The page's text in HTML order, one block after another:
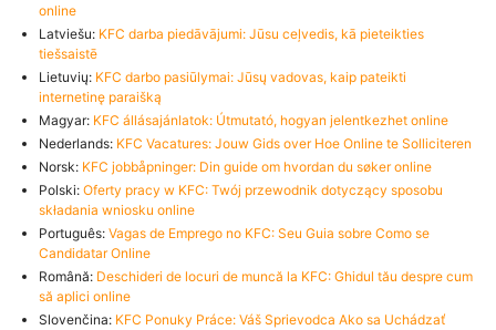
online
Latviešu: KFC darba piedāvājumi: Jūsu ceļvedis, kā pieteikties
tiešsaistē
Lietuvių: KFC darbo pasiūlymai: Jūsų vadovas, kaip pateikti
internetinę paraišką
Magyar: KFC állásajánlatok: Útmutató, hogyan jelentkezhet online
Nederlands: KFC Vacatures: Jouw Gids over Hoe Online te Solliciteren
Norsk: KFC jobbåpninger: Din guide om hvordan du søker online
Polski: Oferty pracy w KFC: Twój przewodnik dotyczący sposobu
składania wniosku online
Português: Vagas de Emprego no KFC: Seu Guia sobre Como se
Candidatar Online
Română: Deschideri de locuri de muncă la KFC: Ghidul tău despre cum
să aplici online
Slovenčina: KFC Ponuky Práce: Váš Sprievodca Ako sa Uchádzať